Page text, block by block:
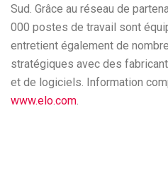
Sud. Grâce au réseau de
000 postes de travail sont
entretient également de
stratégiques avec des
et de logiciels. Information
www.elo.com.